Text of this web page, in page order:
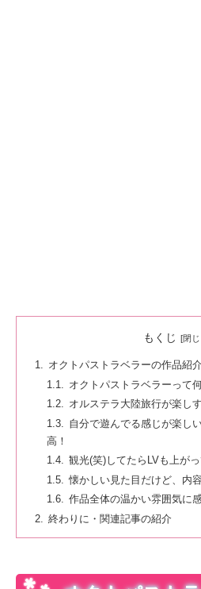
もくじ
オクトパストラベラーの作品紹
オクトパストラベラーって
オルステラ大陸旅行が楽し
自分で遊んでる感じが楽し
高！
観光(笑)してたらLVも上が
懐かしい見た目だけど、内
作品全体の温かい雰囲気に
終わりに・関連記事の紹介